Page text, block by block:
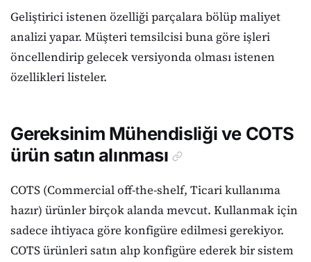
Geliştirici istenen özelliği parçalara bölüp maliyet
analizi yapar. Müşteri temsilcisi buna göre işleri
öncellendirip gelecek versiyonda olması istenen
özellikleri listeler.
Gereksinim Mühendisliği ve COTS
ürün satın alınması
COTS (Commercial off-the-shelf, Ticari kullanıma
hazır) ürünler birçok alanda mevcut. Kullanmak için
sadece ihtiyaca göre konfigüre edilmesi gerekiyor.
COTS ürünleri satın alıp konfigüre ederek bir sistem